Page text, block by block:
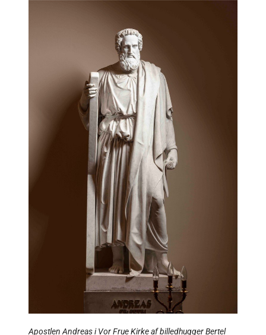
Apostlen Andreas i Vor Frue Kirke af billedhugger Bertel